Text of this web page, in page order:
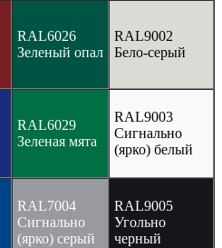
RAL6026
Зеленый опал
RAL9002
Бело-серый
RAL6029
Зеленая мята
RAL9003
Сигнально
(ярко) белый
RAL7004
Сигнально
(ярко) серый
RAL9005
Угольно
черный